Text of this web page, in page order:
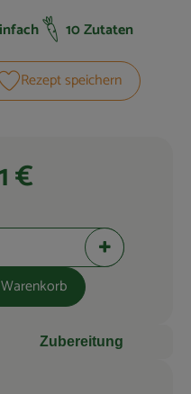
10 Zutaten
Rezept speichern
€
4 Portionen ausgewählt)
Portionen
Zubereitung